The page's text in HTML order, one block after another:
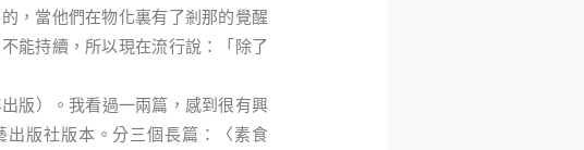
，當他們在物化裏有了剎那的覺醒
能持續，所以現在流行說：「除了
版）。我看過一兩篇，感到很有興
版社版本。分三個長篇：〈素食